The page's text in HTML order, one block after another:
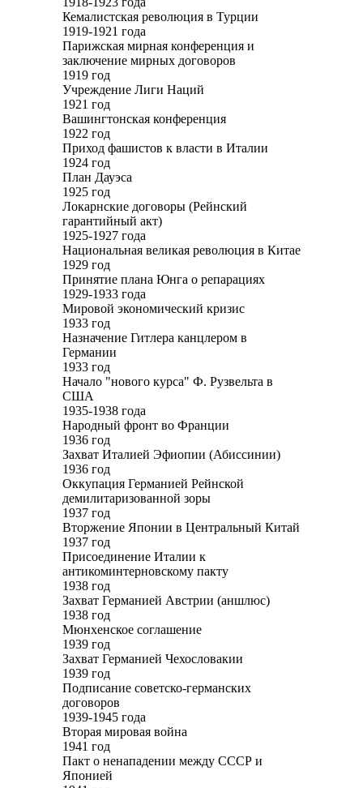
Кемалистская революция в Турции
1919-1921 года
Парижская мирная конференция и
заключение мирных договоров
1919 год
Учреждение Лиги Наций
1921 год
Вашингтонская конференция
1922 год
Приход фашистов к власти в Италии
1924 год
План Дауэса
1925 год
Локарнские договоры (Рейнский
гарантийный акт)
1925-1927 года
Национальная великая революция в Китае
1929 год
Принятие плана Юнга о репарациях
1929-1933 года
Мировой экономический кризис
1933 год
Назначение Гитлера канцлером в
Германии
1933 год
Начало "нового курса" Ф. Рузвельта в
США
1935-1938 года
Народный фронт во Франции
1936 год
Захват Италией Эфиопии (Абиссинии)
1936 год
Оккупация Германией Рейнской
демилитаризованной зоры
1937 год
Вторжение Японии в Центральный Китай
1937 год
Присоединение Италии к
антикоминтерновскому пакту
1938 год
Захват Германией Австрии (аншлюс)
1938 год
Мюнхенское соглашение
1939 год
Захват Германией Чехословакии
1939 год
Подписание советско-германских
договоров
1939-1945 года
Вторая мировая война
1941 год
Пакт о ненападении между СССР и
Японией